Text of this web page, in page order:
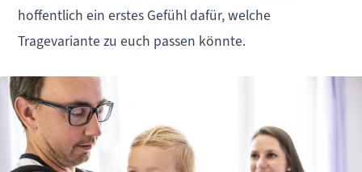
hoffentlich ein erstes Gefühl dafür, welche
Tragevariante zu euch passen könnte.